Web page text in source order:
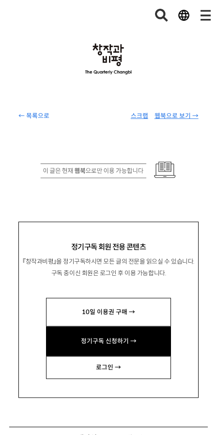
← 목록으로 웹북으로 보기 →
스크랩
정기구독 회원 전용 콘텐츠
『창작과비평』을 정기구독하시면 모든 글의 전문을 읽으실 수 있습니다.
구독 중이신 회원은 로그인 후 이용 가능합니다.
10일 이용권 구매 →
정기구독 신청하기 →
로그인 →